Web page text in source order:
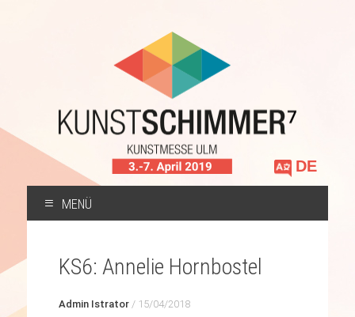
Sprache
auswählen
MENÜ
SPRINGEN
KS6: Annelie Hornbostel
Admin Istrator/ 15/04/2018